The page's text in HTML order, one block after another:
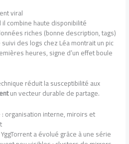
viral
combine haute disponibilité
riches (bonne description, tags)
des logs chez Léa montrait un pic
heures, signe d’un effet boule
réduit la susceptibilité aux
un vecteur durable de partage.
organisation interne, miroirs et
a évolué grâce à une série